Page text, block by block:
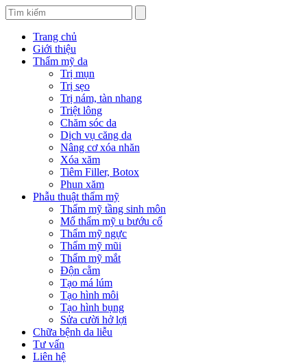
Trang chủ
Giới thiệu
Thẩm mỹ da
Trị mụn
Trị sẹo
Trị nám, tàn nhang
Triệt lông
Chăm sóc da
Dịch vụ căng da
Nâng cơ xóa nhăn
Xóa xăm
Tiêm Filler, Botox
Phun xăm
Phẫu thuật thẩm mỹ
Thẩm mỹ tầng sinh môn
Mổ thẩm mỹ u bướu cổ
Thẩm mỹ ngực
Thẩm mỹ mũi
Thẩm mỹ mắt
Độn cằm
Tạo má lúm
Tạo hình môi
Tạo hình bụng
Sửa cười hở lợi
Chữa bệnh da liễu
Tư vấn
Liên hệ